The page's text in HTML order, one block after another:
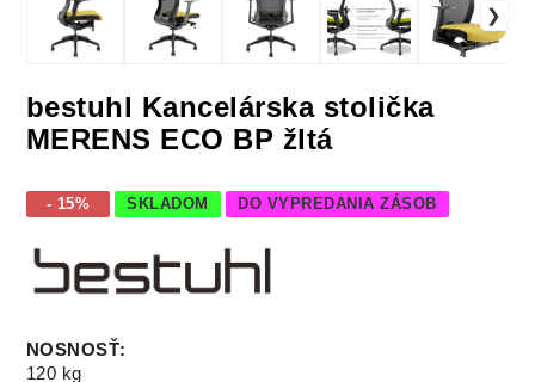
bestuhl Kancelárska stolička
MERENS ECO BP žltá
- 15% SKLADOM DO VYPREDANIA ZÁSOB
NOSNOSŤ:
120 kg